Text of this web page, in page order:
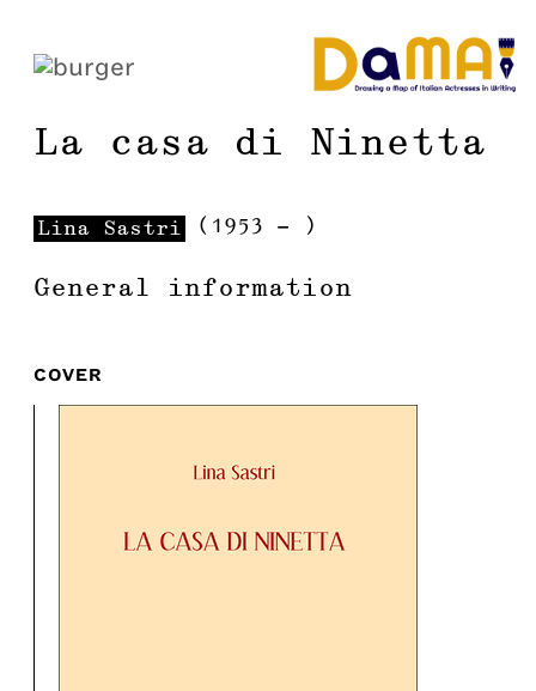
La casa di Ninetta
Lina Sastri ( 1953 - )
General information
COVER